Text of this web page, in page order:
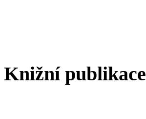
Knižní publikace